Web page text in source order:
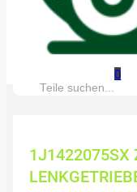
0
Suche:
1J1422075SX